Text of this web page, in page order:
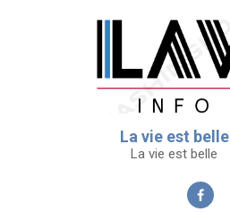
La vie est belle
La vie est belle